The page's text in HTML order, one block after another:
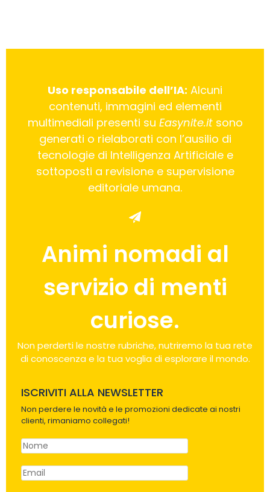
Uso responsabile dell’IA: Alcuni
contenuti, immagini ed elementi
multimediali presenti su Easynite.itsono
generati o rielaborati con l’ausilio di
tecnologie di Intelligenza Artificiale e
sottoposti a revisione e supervisione
editoriale umana.
Animi nomadi al
servizio di menti
curiose.
Non perderti le nostre rubriche, nutriremo la tua rete
di conoscenza e la tua voglia di esplorare il mondo.
ISCRIVITI ALLA NEWSLETTER
Non perdere le novità e le promozioni dedicate ai nostri
clienti, rimaniamo collegati!